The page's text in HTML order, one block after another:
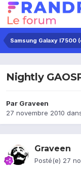
Samsung Galaxy I7500
Nightly
Par Graveen
27 novembre 2010
Graveen
Posté(e) 27